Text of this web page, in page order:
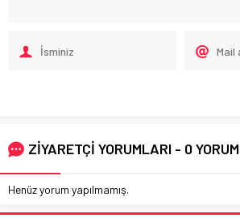
ZİYARETÇİ YORUMLARI - 0 YORUM
Henüz yorum yapılmamış.